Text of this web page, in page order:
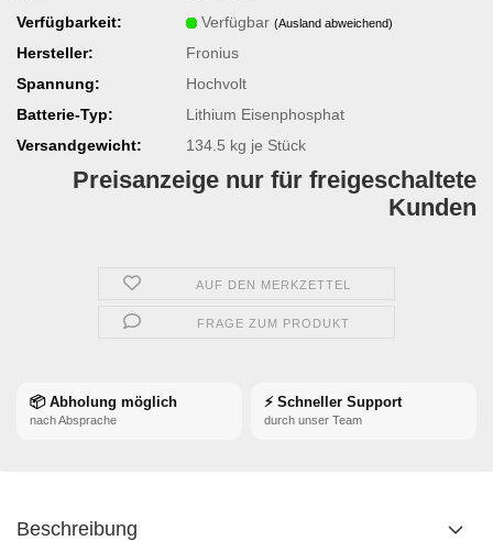
Verfügbarkeit:
Verfügbar (Ausland abweichend)
Hersteller:
Fronius
Spannung:
Hochvolt
Batterie-Typ:
Lithium Eisenphosphat
Versandgewicht:
134.5 kg je Stück
Preisanzeige nur für freigeschaltete
Kunden
AUF DEN MERKZETTEL
FRAGE ZUM PRODUKT
📦 Abholung möglich
nach Absprache
⚡ Schneller Support
durch unser Team
Beschreibung